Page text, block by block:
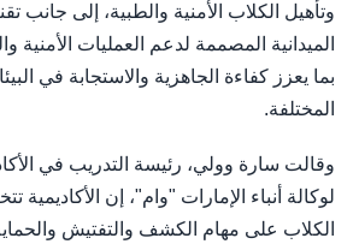
وتأهيل الكلاب الأمنية والطبية، إلى جانب
الميدانية المصممة لدعم العمليات الأمنية
بما يعزز كفاءة الجاهزية والاستجابة في
المختلفة.
وقالت سارة وولي، رئيسة التدريب في
لوكالة أنباء الإمارات "وام"، إن
الكلاب على مهام الكشف والتفتيش